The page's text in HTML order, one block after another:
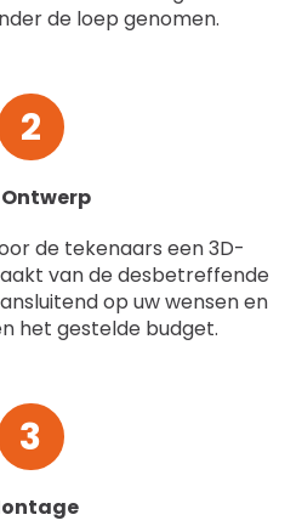
de loep genomen.
2
Ontwerp
de tekenaars een 3D-
van de desbetreffende
op uw wensen en
het gestelde budget.
3